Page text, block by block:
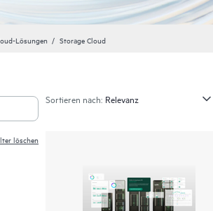
Lösungen Storage Cloud
löschen
Sortieren nach: